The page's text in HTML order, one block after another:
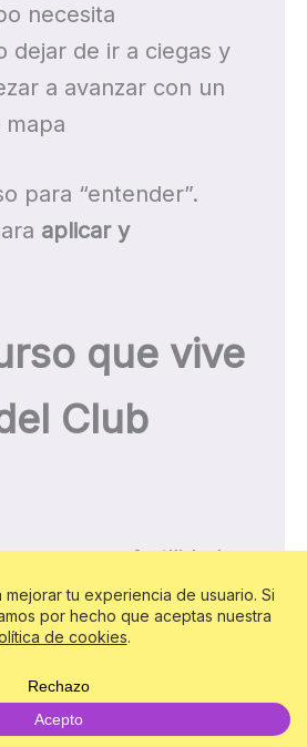
necesita
dejar de ir a ciegas y
a avanzar con un
mapa
para “entender”.
aplicar y
que vive
Club
error en fertilidad no
en el tiempo lo que
te sientes sola.